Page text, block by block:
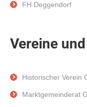
FH Deggendorf
Vereine
Historischer Verein
Marktgemeinderat